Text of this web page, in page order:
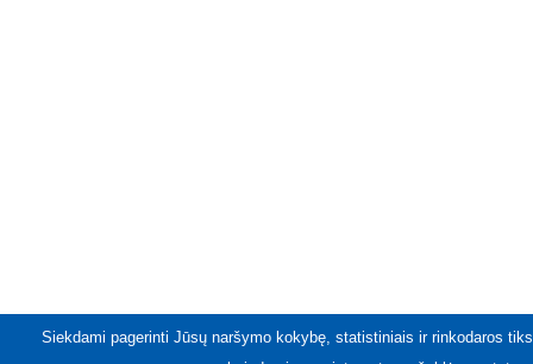
Siekdami pagerinti Jūsų naršymo kokybę, statistiniais ir rinkodaros